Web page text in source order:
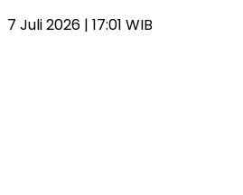
7 Juli 2026 | 17:01 WIB